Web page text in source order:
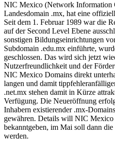
NIC Mexico (Network Information
Landesdomain .mx, hat eine
Seit dem 1. Februar 1989 war die
auf der Second Level Ebene
sonstigen Bildungseinrichtungen
Subdomain .edu.mx einführte,
geschlossen. Das wird sich jetzt
Nutzerfreundlichkeit und der
NIC Mexico Domains direkt
langen und damit
.net.mx stehen damit in Kürze
Verfügung. Die Neueröffnung
Inhabern existierender .mx-
gewähren. Details will NIC Mexico
bekanntgeben, im Mai soll dann
werden.